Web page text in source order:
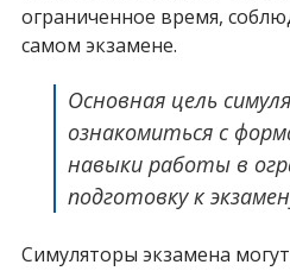
ограниченное время,
самом экзамене.
Основная цель
ознакомиться с
навыки работы в
подготовку к
Симуляторы экзамена